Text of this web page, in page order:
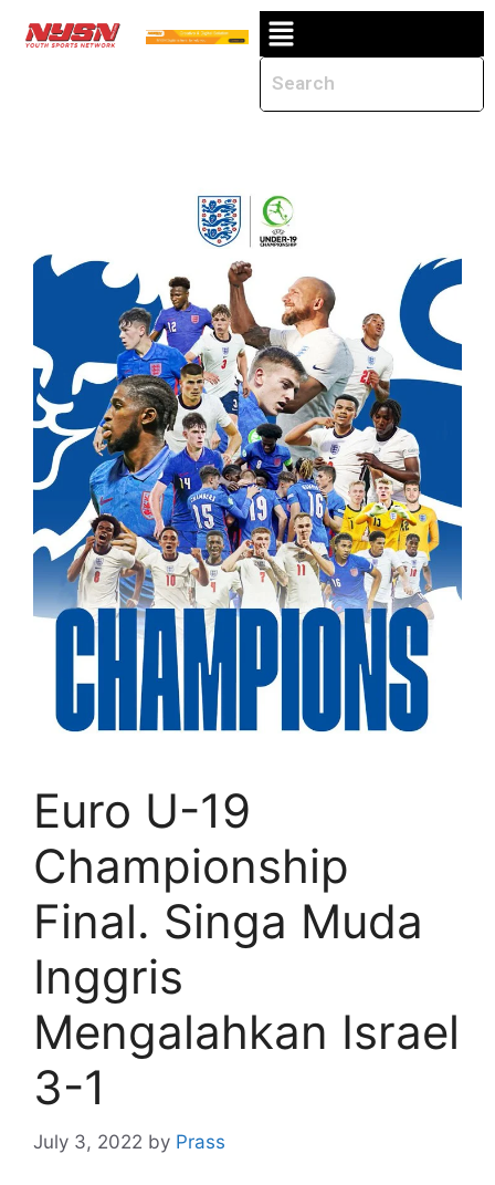
Euro U-19
Championship
Final. Singa Muda
Inggris
Mengalahkan Israel
3-1
July 3, 2022 by Prass